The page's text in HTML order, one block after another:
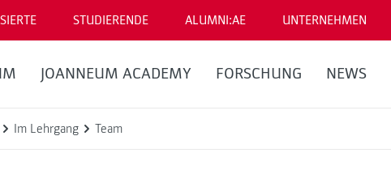
STUDIERENDE ALUMNI:AE UNTERNEHMEN
JOANNEUM ACADEMY FORSCHUNG NEWS
Im Lehrgang Team